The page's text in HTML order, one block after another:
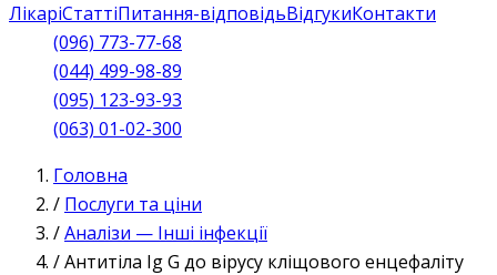
ЛікаріСтаттіПитання-відповідьВідгукиКонтакти
(096) 773-77-68
(044) 499-98-89
(095) 123-93-93
(063) 01-02-300
Головна
/ Послуги та ціни
/Аналізи — Інші інфекції
/Антитіла Ig G до вірусу кліщового енцефаліту